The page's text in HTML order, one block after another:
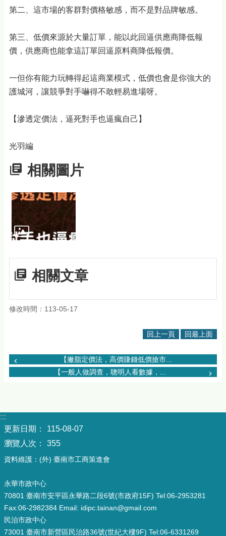
第二、這市場的客群對價格敏感，而不是對品牌敏感。
第三、低價來源於大量訂單，能以此回逼供應商降低報
價，供應商也能拿這訂單回逼原料商降低報價。
一但你有能力玩轉得起這商業模式，低價也會是你強大的
護城河，讓競爭對手嚇得不敢輕易進場呀。
【滲透定價法，逼死對手也逼瘋自己】
光羽編
相關圖片
相關文章
修改時間：113-05-17
回上一頁 回最上面
【撇脂定價法，高價賺錢低價搶市...
【一般人做調查，聰明人看數據，...
:::
更新日期：
115-08-07
瀏覽人次：
355
資料維護：(外) 臺南市工商策進會
永華市政中心
70801 臺南市安平區永華路二段6號(市政府15F) Tel:06-2953281
Fax:06-2982384 Email: idipc.tainan@gmail.com
民治市政中心
73001 臺南市新營區民治路36號(世紀大樓9F) Tel:06-6331269